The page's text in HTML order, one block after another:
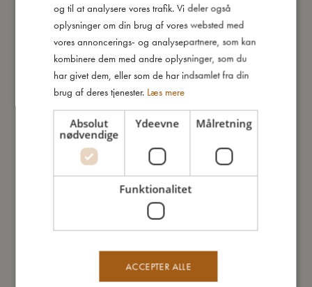
Skridsikker bademåtte -
Skildpadde
199,95kr.
Tilføj til kurv
Svømmefødder str. 27-29 - Pearl
Blue
174,97kr.
Tilføj til kurv
TILBUD
249,95kr.
Udsolgt
GERMAN
og til at analysere vores trafik. Vi deler også
oplysninger om din brug af vores websted med
vores annoncerings- og analysepartnere, som kan
kombinere dem med andre oplysninger, som du
har givet dem, eller som de har indsamlet fra din
brug af deres tjenester. Læs mere
Absolut
nødvendige
Ydeevne Målretning
Funktionalitet
ACCEPTER ALLE